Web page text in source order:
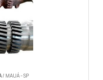
/ MAUÁ - SP